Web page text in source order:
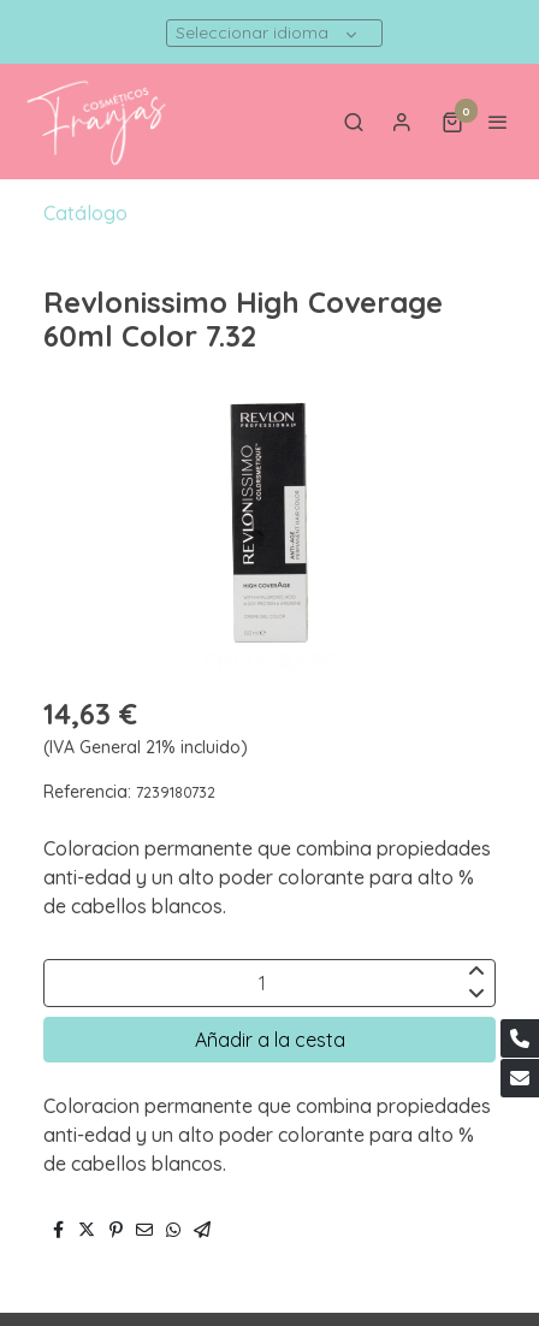
Seleccionar idioma
0
Catálogo
Revlonissimo High Coverage
60ml Color 7.32
14,63 €
(IVA General 21% incluido)
Referencia: 7239180732
Coloracion permanente que combina propiedades
anti-edad y un alto poder colorante para alto %
de cabellos blancos.
Añadir a la cesta
Coloracion permanente que combina propiedades
anti-edad y un alto poder colorante para alto %
de cabellos blancos.